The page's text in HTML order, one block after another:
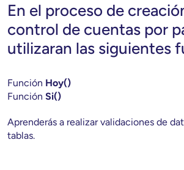
En el proceso de
control de cuentas por
utilizaran las siguientes
Función Hoy()
Función Si()
Aprenderás a realizar validaciones de
tablas.